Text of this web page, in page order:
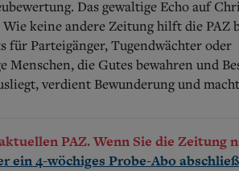
Das gewaltige Echo auf
keine andere Zeitung hilft die PAZ
für Parteigänger, Tugendwächter oder
die Gutes bewahren und
verdient Bewunderung und
PAZ. Wenn Sie die Zeitung
ein 4-wöchiges Probe-Abo